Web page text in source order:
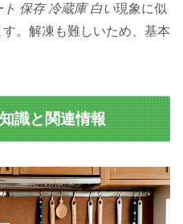
ト 保存 冷蔵庫 白い現象に似
。解凍も難しいため、基本
識と関連情報